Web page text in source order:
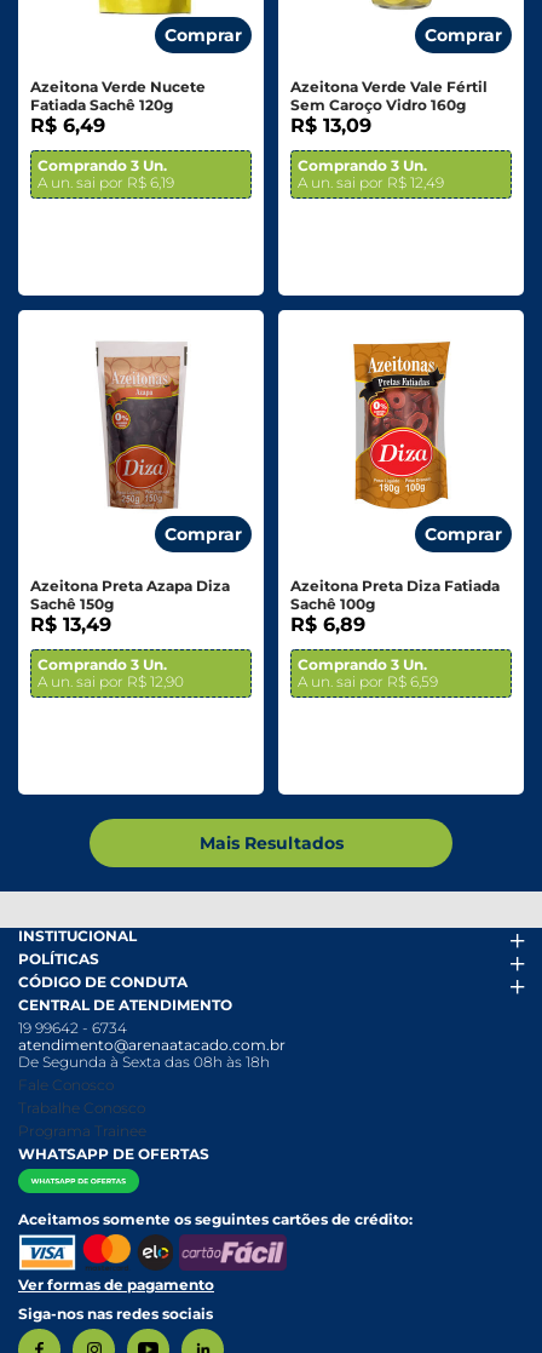
Comprar
Azeitona Verde Nucete
Fatiada Sachê 120g
R$ 6,49
Comprando 3 Un.
A un. sai por R$ 6,19
Comprar
Azeitona Verde Vale Fértil
Sem Caroço Vidro 160g
R$ 13,09
Comprando 3 Un.
A un. sai por R$ 12,49
Comprar
Azeitona Preta Azapa Diza
Sachê 150g
R$ 13,49
Comprando 3 Un.
A un. sai por R$ 12,90
Comprar
Azeitona Preta Diza Fatiada
Sachê 100g
R$ 6,89
Comprando 3 Un.
A un. sai por R$ 6,59
Mais Resultados
INSTITUCIONAL
Arena Mais
Fácil Pra Pagar
Ofertas
Folheto
Nossas Lojas
Nossa História
Relatório Transparência Salarial
POLÍTICAS
Termos de uso
Política de Trocas e Devoluções
Política de Privacidade
Política Anticorrupção
Política de entrega e Retirada
Política de Pagamento
CÓDIGO DE CONDUTA
Código de conduta PDF
Canal de Denúncias
Canal de Denúncias da Mulher
CENTRAL DE ATENDIMENTO
19 99642 - 6734
atendimento@arenaatacado.com.br
De Segunda à Sexta das 08h às 18h
Fale Conosco
Trabalhe Conosco
Programa Trainee
WHATSAPP DE OFERTAS
Aceitamos somente os seguintes cartões de crédito:
Ver formas de pagamento
Siga-nos nas redes sociais